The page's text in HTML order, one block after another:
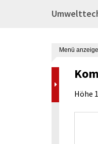
Menü
Höhe